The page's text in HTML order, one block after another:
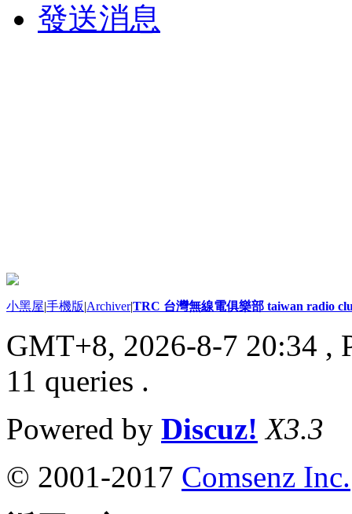
發送消息
小黑屋|手機版|Archiver|TRC 台灣無線電俱樂部 taiwan radio
GMT+8, 2026-8-7 20:34 ,
11 queries .
Powered by Discuz! X3.3
© 2001-2017 Comsenz Inc.